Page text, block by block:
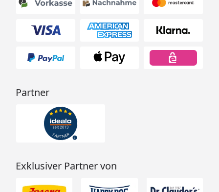
Partner
Exklusiver Partner von